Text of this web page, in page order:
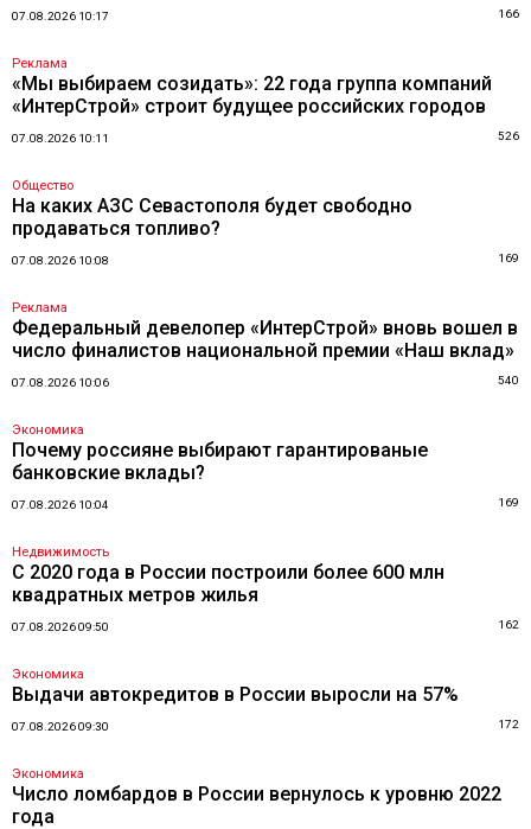
07.08.2026 10:17 166
Реклама
«Мы выбираем созидать»: 22 года группа компаний
«ИнтерСтрой» строит будущее российских городов
07.08.2026 10:11 526
Общество
На каких АЗС Севастополя будет свободно
продаваться топливо?
07.08.2026 10:08 169
Реклама
Федеральный девелопер «ИнтерСтрой» вновь вошел в
число финалистов национальной премии «Наш вклад»
07.08.2026 10:06 540
Экономика
Почему россияне выбирают гарантированые
банковские вклады?
07.08.2026 10:04 169
Недвижимость
С 2020 года в России построили более 600 млн
квадратных метров жилья
07.08.2026 09:50 162
Экономика
Выдачи автокредитов в России выросли на 57%
07.08.2026 09:30 172
Экономика
Число ломбардов в России вернулось к уровню 2022
года